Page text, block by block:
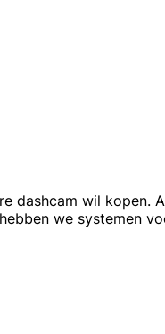
dashcam wil kopen.
we systemen